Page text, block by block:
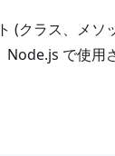
(クラス、メソ
Node.js で使用